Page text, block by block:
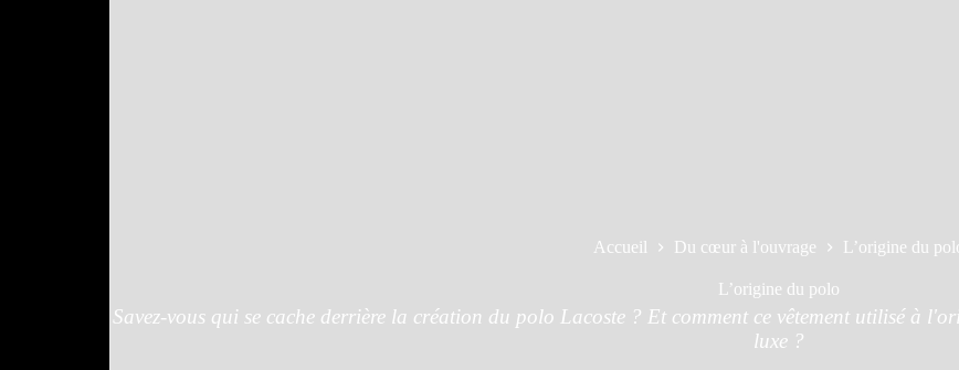
Accueil Du cœur à l'ouvrage L’origine du
L’origine du polo
Savez-vous qui se cache derrière la création du polo Lacoste ? Et comment ce vêtement utilisé à
luxe ?